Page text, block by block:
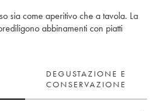
sia come aperitivo che a tavola. La
abbinamenti con piatti
DEGUSTAZIONE E
CONSERVAZIONE